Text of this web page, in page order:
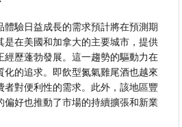
體驗日益成長的需求預計將在預測期
是在美國和加拿大的主要城市，提供
經歷蓬勃發展。這一趨勢的驅動力在
化的追求。即飲型氮氣雞尾酒也越來
者對便利性的需求。此外，該地區豐
偏好也推動了市場的持續擴張和新業